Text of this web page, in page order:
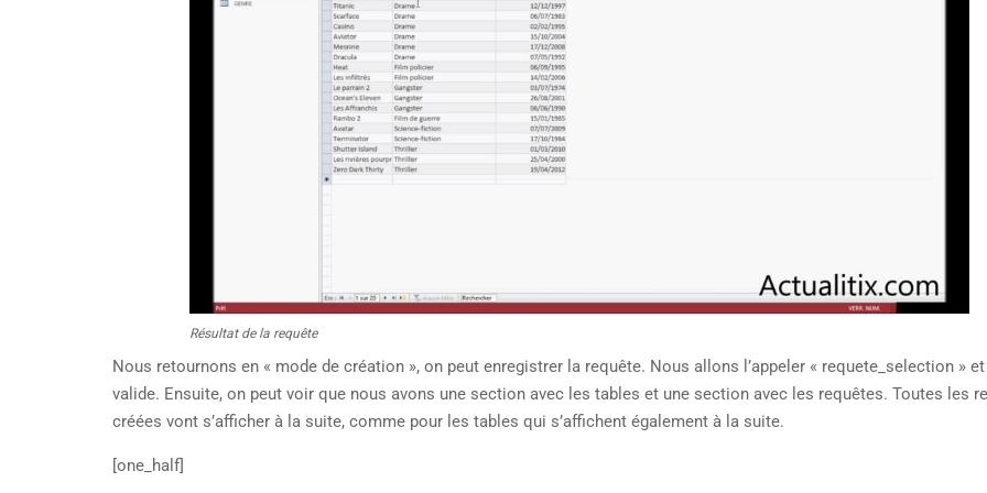
Résultat de la requête
Nous retournons en « mode de création », on peut enregistrer la requête. Nous allons l’appeler « requete_selection »
valide. Ensuite, on peut voir que nous avons une section avec les tables et une section avec les requêtes. Toutes les
créées vont s’afficher à la suite, comme pour les tables qui s’affichent également à la suite.
[one_half]